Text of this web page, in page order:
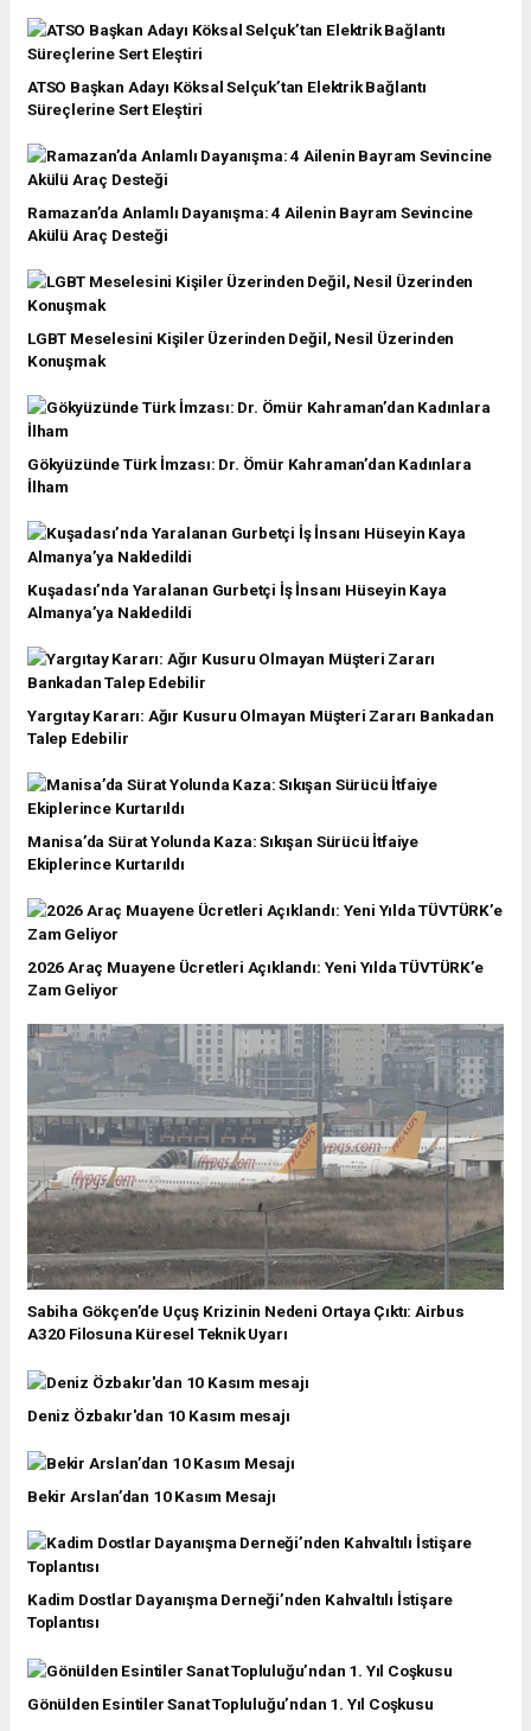
ATSO Başkan Adayı Köksal Selçuk’tan Elektrik Bağlantı
Süreçlerine Sert Eleştiri
Ramazan’da Anlamlı Dayanışma: 4 Ailenin Bayram Sevincine
Akülü Araç Desteği
LGBT Meselesini Kişiler Üzerinden Değil, Nesil Üzerinden
Konuşmak
Gökyüzünde Türk İmzası: Dr. Ömür Kahraman’dan Kadınlara
İlham
Kuşadası’nda Yaralanan Gurbetçi İş İnsanı Hüseyin Kaya
Almanya’ya Nakledildi
Yargıtay Kararı: Ağır Kusuru Olmayan Müşteri Zararı Bankadan
Talep Edebilir
Manisa’da Sürat Yolunda Kaza: Sıkışan Sürücü İtfaiye
Ekiplerince Kurtarıldı
2026 Araç Muayene Ücretleri Açıklandı: Yeni Yılda TÜVTÜRK’e
Zam Geliyor
Sabiha Gökçen’de Uçuş Krizinin Nedeni Ortaya Çıktı: Airbus
A320 Filosuna Küresel Teknik Uyarı
Deniz Özbakır'dan 10 Kasım mesajı
Bekir Arslan’dan 10 Kasım Mesajı
Kadim Dostlar Dayanışma Derneği’nden Kahvaltılı İstişare
Toplantısı
Gönülden Esintiler Sanat Topluluğu’ndan 1. Yıl Coşkusu